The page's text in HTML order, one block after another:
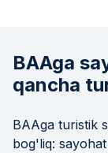
BAAga
qancha
BAAga turistik
bog'liq: